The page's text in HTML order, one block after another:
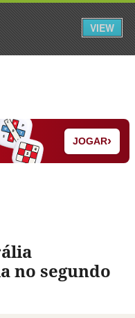
Iniciar Sessão
JOGAR›
no segundo
VIEW